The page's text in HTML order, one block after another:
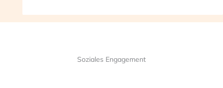
Soziales Engagement